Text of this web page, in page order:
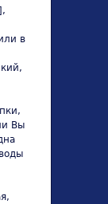
в
Вы